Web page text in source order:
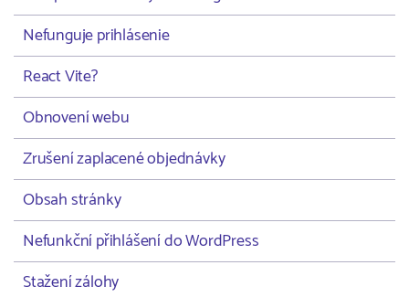
Nefunguje prihlásenie
React Vite?
Obnovení webu
Zrušení zaplacené objednávky
Obsah stránky
Nefunkční přihlášení do WordPress
Stažení zálohy